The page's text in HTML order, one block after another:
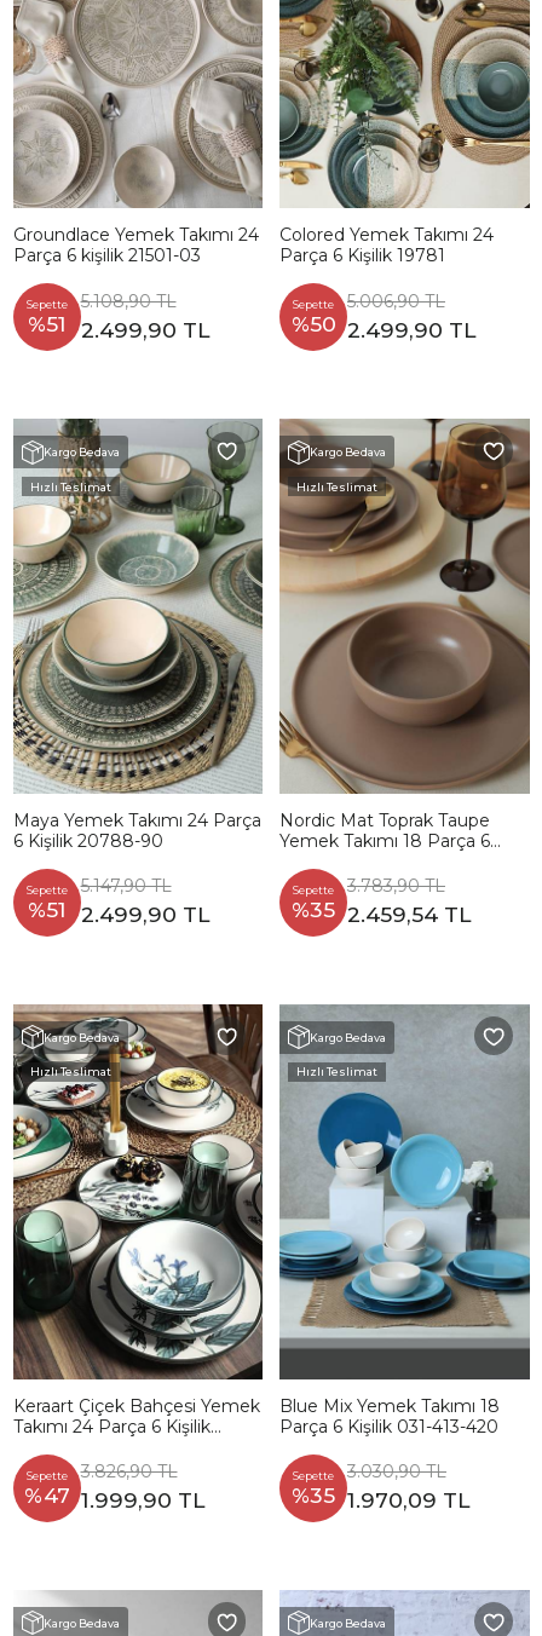
Groundlace Yemek Takımı 24
Parça 6 kişilik 21501-03
Sepette
%51
5.108,90 TL
2.499,90 TL
Colored Yemek Takımı 24
Parça 6 Kişilik 19781
Sepette
%50
5.006,90 TL
2.499,90 TL
Kargo Bedava
Hızlı Teslimat
Maya Yemek Takımı 24 Parça
6 Kişilik 20788-90
Sepette
%51
5.147,90 TL
2.499,90 TL
Kargo Bedava
Hızlı Teslimat
Nordic Mat Toprak Taupe
Yemek Takımı 18 Parça 6
Sepette
%35
3.783,90 TL
2.459,54 TL
Kargo Bedava
Hızlı Teslimat
Keraart Çiçek Bahçesi Yemek
Takımı 24 Parça 6 Kişilik
Sepette
%47
3.826,90 TL
1.999,90 TL
Kargo Bedava
Hızlı Teslimat
Blue Mix Yemek Takımı 18
Parça 6 Kişilik 031-413-420
Sepette
%35
3.030,90 TL
1.970,09 TL
Kargo Bedava Kargo Bedava